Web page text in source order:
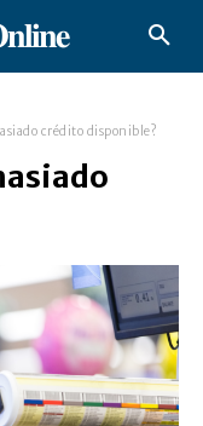
crédito disponible?